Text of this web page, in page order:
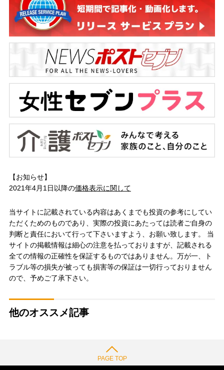
【お知らせ】
2021年4月1日以降の価格表示に関して
当サイトに記載されている内容はあくまでも投資の参考にしてい
ただくためのものであり、実際の投資にあたっては読者ご自身の
判断と責任において行って下さいますよう、お願い致します。 当
サイトの掲載情報は細心の注意を払っておりますが、記載される
全ての情報の正確性を保証するものではありません。万が一、ト
ラブル等の損失が被っても損害等の保証は一切行っておりません
ので、予めご了承下さい。
他のオススメ記事
PAGE TOP